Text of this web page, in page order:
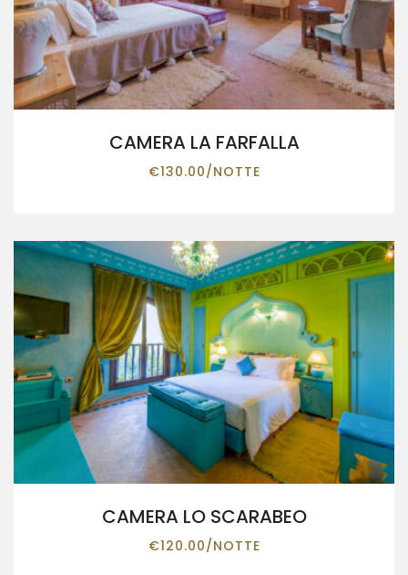
CAMERA LA FARFALLA
€130.00/NOTTE
CAMERA LO SCARABEO
€120.00/NOTTE